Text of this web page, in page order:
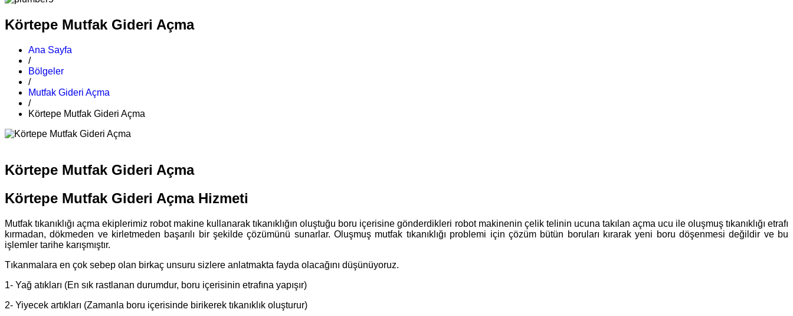
Körtepe Mutfak Gideri Açma
Ana Sayfa
/
Bölgeler
/
Mutfak Gideri Açma
/
Körtepe Mutfak Gideri Açma
Körtepe Mutfak Gideri Açma
Körtepe Mutfak Gideri Açma Hizmeti
Mutfak tıkanıklığı açma ekiplerimiz robot makine kullanarak tıkanıklığın oluştuğu boru içerisine gönderdikleri robot makinenin çelik telinin ucuna takılan açma ucu ile oluşmuş tıkanıklığı etrafı
kırmadan, dökmeden ve kirletmeden başarılı bir şekilde çözümünü sunarlar. Oluşmuş mutfak tıkanıklığı problemi için çözüm bütün boruları kırarak yeni boru döşenmesi değildir ve bu
işlemler tarihe karışmıştır.
Tıkanmalara en çok sebep olan birkaç unsuru sizlere anlatmakta fayda olacağını düşünüyoruz.
1- Yağ atıkları (En sık rastlanan durumdur, boru içerisinin etrafına yapışır)
2- Yiyecek artıkları (Zamanla boru içerisinde birikerek tıkanıklık oluşturur)